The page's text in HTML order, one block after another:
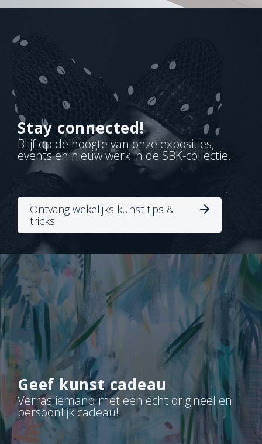
Stay connected!
Blijf op de hoogte van onze exposities,
events en nieuw werk in de SBK-collectie.
Ontvang wekelijks kunst tips &
tricks
Geef kunst cadeau
Verras iemand met een écht origineel en
persoonlijk cadeau!